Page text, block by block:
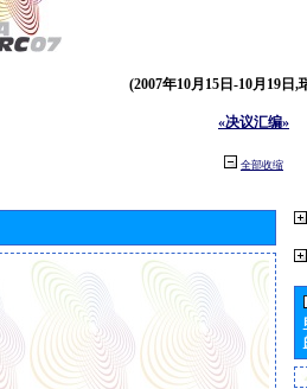
(2007年10月15日-10月19日,
«决议汇编»
全部收缩